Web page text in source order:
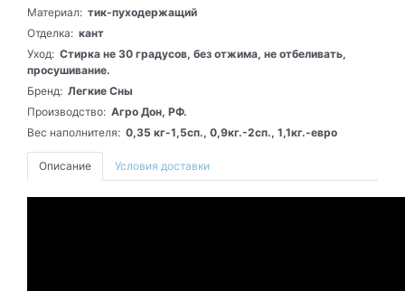
Материал: тик-пуходержащий
Отделка: кант
Уход: Стирка не 30 градусов, без отжима, не отбеливать,
просушивание.
Бренд: Легкие Сны
Производство: Агро Дон, РФ.
Вес наполнителя: 0,35 кг-1,5сп., 0,9кг.-2сп., 1,1кг.-евро
Описание Условия доставки